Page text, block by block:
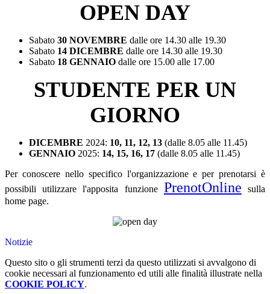
OPEN DAY
Sabato 30 NOVEMBRE dalle ore 14.30 alle 19.30
Sabato 14 DICEMBRE dalle ore 14.30 alle 19.30
Sabato 18 GENNAIO dalle ore 15.00 alle 17.00
STUDENTE PER UN
GIORNO
DICEMBRE 2024: 10, 11, 12, 13 (dalle 8.05 alle 11.45)
GENNAIO 2025: 14, 15, 16, 17 (dalle 8.05 alle 11.45)
Per conoscere nello specifico l'organizzazione e per prenotarsi è
possibili utilizzare l'apposita funzione PrenotOnline sulla
home page.
Notizie
Questo sito o gli strumenti terzi da questo utilizzati si avvalgono di
cookie necessari al funzionamento ed utili alle finalità illustrate nella
COOKIE POLICY.